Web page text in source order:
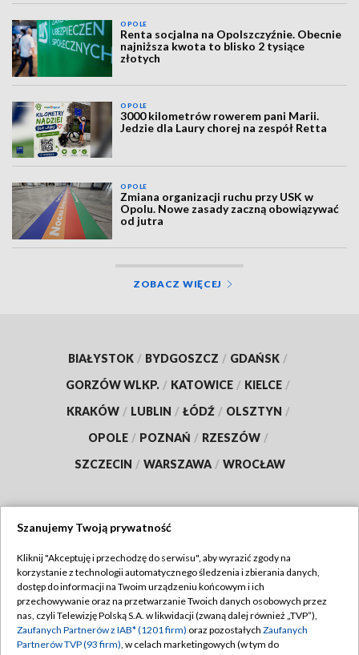
OPOLE
Renta socjalna na Opolszczyźnie. Obecnie
najniższa kwota to blisko 2 tysiące
złotych
OPOLE
3000 kilometrów rowerem pani Marii.
Jedzie dla Laury chorej na zespół Retta
OPOLE
Zmiana organizacji ruchu przy USK w
Opolu. Nowe zasady zaczną obowiązywać
od jutra
ZOBACZ WIĘCEJ
BIAŁYSTOK / BYDGOSZCZ / GDAŃSK /
GORZÓW WLKP. / KATOWICE / KIELCE /
KRAKÓW / LUBLIN / ŁÓDŹ / OLSZTYN /
OPOLE / POZNAŃ / RZESZÓW /
SZCZECIN / WARSZAWA / WROCŁAW
TVP
Abonament TVP
Emisja w TVP
Regulamin TVP
Polityka prywatności
Szanujemy Twoją prywatność
Kliknij "Akceptuję i przechodzę do serwisu", aby wyrazić zgody na
korzystanie z technologii automatycznego śledzenia i zbierania danych,
dostęp do informacji na Twoim urządzeniu końcowym i ich
przechowywanie oraz na przetwarzanie Twoich danych osobowych przez
nas, czyli Telewizję Polską S.A. w likwidacji (zwaną dalej również „TVP”),
Zaufanych Partnerów z IAB* (1201 firm) oraz pozostałych Zaufanych
Partnerów TVP (93 firm), w celach marketingowych (w tym do